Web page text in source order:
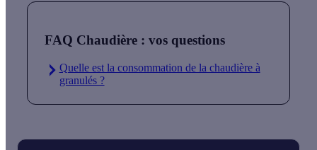
FAQ Chaudière : vos questions
Quelle est la consommation de la chaudière à
granulés ?